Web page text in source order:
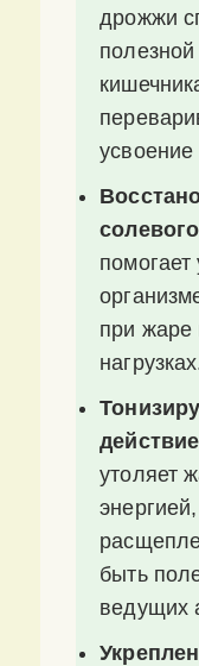
дрожжи
при жаре
действие
утоляет
быть
ведущих